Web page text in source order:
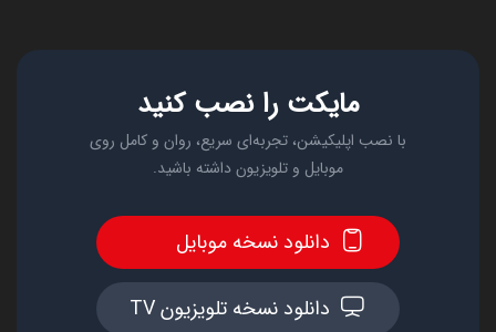
مایکت را نصب کنید
با نصب اپلیکیشن، تجربه‌ای سریع، روان و کامل روی
موبایل و تلویزیون داشته باشید.
دانلود نسخه موبایل
دانلود نسخه تلویزیون TV